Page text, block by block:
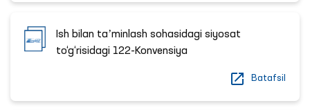
Ish bilan taʼminlash sohasidagi siyosat
to‘g‘risidagi 122-Konvensiya
Batafsil